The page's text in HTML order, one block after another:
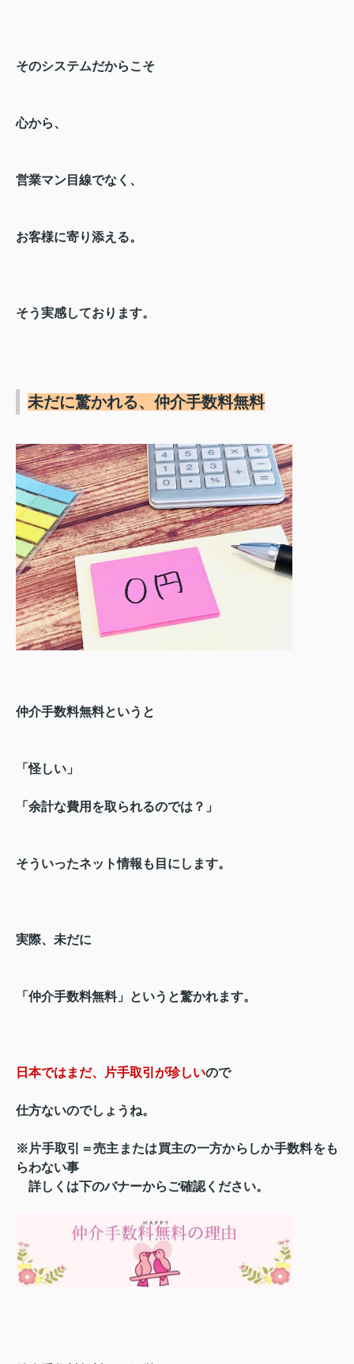
そのシステムだからこそ
心から、
営業マン目線でなく、
お客様に寄り添える。
そう実感しております。
未だに驚かれる、仲介手数料無料
仲介手数料無料というと
「怪しい」
「余計な費用を取られるのでは？」
そういったネット情報も目にします。
実際、未だに
「仲介手数料無料」というと驚かれます。
日本ではまだ、片手取引が珍しいので
仕方ないのでしょうね。
※片手取引＝売主または買主の一方からしか手数料をも
らわない事
詳しくは下のバナーからご確認ください。